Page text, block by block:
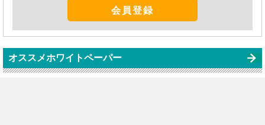
会員登録
オススメホワイトペーパー